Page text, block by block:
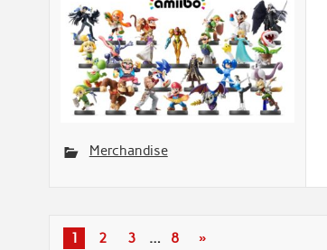
Merchandise
1 2 3 … 8 »